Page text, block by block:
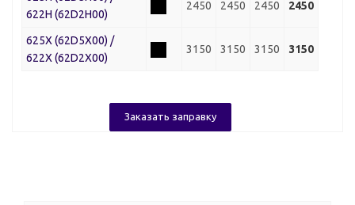
622H (62D2H00)
2450 2450 2450 2450
625X (62D5X00) /
622X (62D2X00)
3150 3150 3150 3150
Заказать заправку